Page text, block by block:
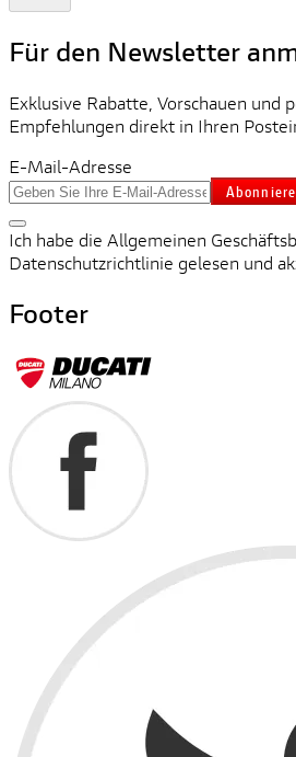
Für den Newsletter
Exklusive Rabatte, Vorschauen und
Empfehlungen direkt in Ihren
E-Mail-Adresse
Ich habe die Allgemeinen
Datenschutzrichtlinie gelesen und
Footer